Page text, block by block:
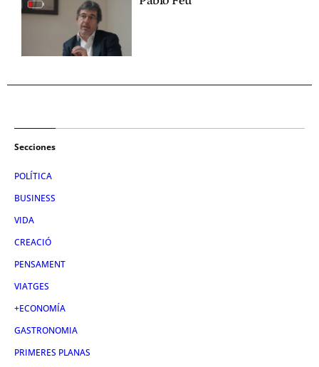
Secciones
POLÍTICA
BUSINESS
VIDA
CREACIÓ
PENSAMENT
VIATGES
+ECONOMÍA
GASTRONOMIA
PRIMERES PLANAS